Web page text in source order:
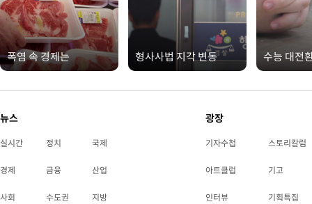
폭염 속 경제는 형사사법 지각 변동 수능 대전
뉴스
실시간 정치 국제
경제 금융 산업
사회 수도권 지방
광장
기자수첩 스토리칼럼
아트클럽 기고
인터뷰 기획특집